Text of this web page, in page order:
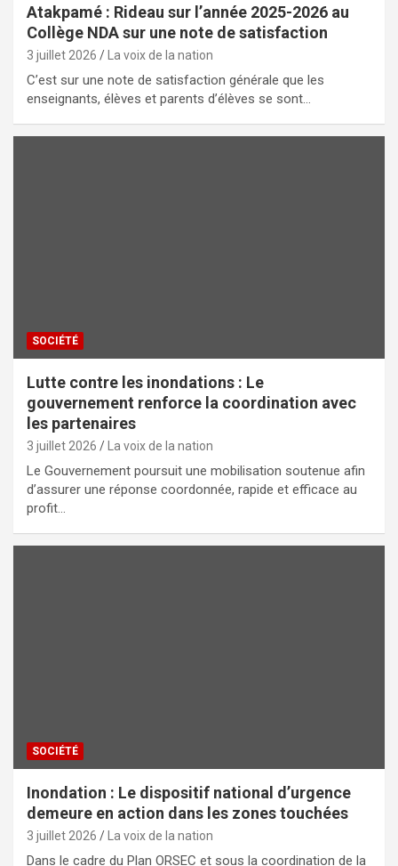
Atakpamé : Rideau sur l’année 2025-2026 au
Collège NDA sur une note de satisfaction
3 juillet 2026 La voix de la nation
C’est sur une note de satisfaction générale que les
enseignants, élèves et parents d’élèves se sont…
SOCIÉTÉ
Lutte contre les inondations : Le
gouvernement renforce la coordination avec
les partenaires
3 juillet 2026 La voix de la nation
Le Gouvernement poursuit une mobilisation soutenue afin
d’assurer une réponse coordonnée, rapide et efficace au
profit…
SOCIÉTÉ
Inondation : Le dispositif national d’urgence
demeure en action dans les zones touchées
3 juillet 2026 La voix de la nation
Dans le cadre du Plan ORSEC et sous la coordination de la